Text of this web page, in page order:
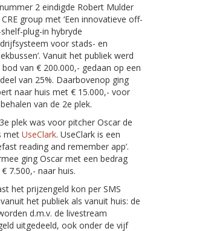
2 eindigde Robert Mulder
group met ‘Een innovatieve off-
plug-in hybryde
voor stads- en
Vanuit het publiek werd
bod van € 200.000,- gedaan op een
van 25%. Daarbovenop ging
naar huis met € 15.000,- voor
van de 2e plek.
plek was voor pitcher Oscar de
met UseClark. UseClark is een
reading and remember app’.
ging Oscar met een bedrag
7.500,- naar huis.
het prijzengeld kon per SMS
het publiek als vanuit huis: de
d.m.v. de livestream
uitgedeeld, ook onder de vijf